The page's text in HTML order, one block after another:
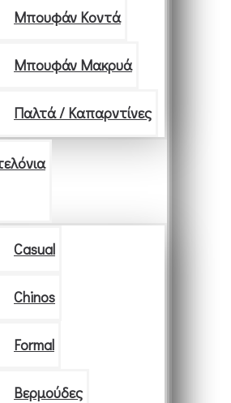
Μπουφάν Κοντά
Μπουφάν Μακρυά
Παλτά / Καπαρντίνες
Casual
Chinos
Formal
Βερμούδες